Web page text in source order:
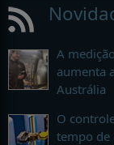
A
aumenta
Austrália
O
tempo de